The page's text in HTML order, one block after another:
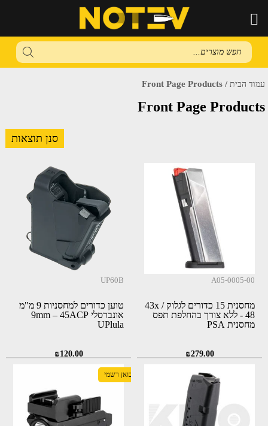
Products
search
עמוד הבית / Front Page Products
Front Page Products
סנן תוצאות
A05-0005-00
מחסנית 15 כדורים לגלוק 43x /
48 - ללא צורך בהחלפת תפס
מחסנית PSA
₪279.00
UP60B
טוען כדורים למחסניות 9 מ"מ
אונברסלי 9mm – 45ACP
UPlula
₪120.00
יבואן רשמי